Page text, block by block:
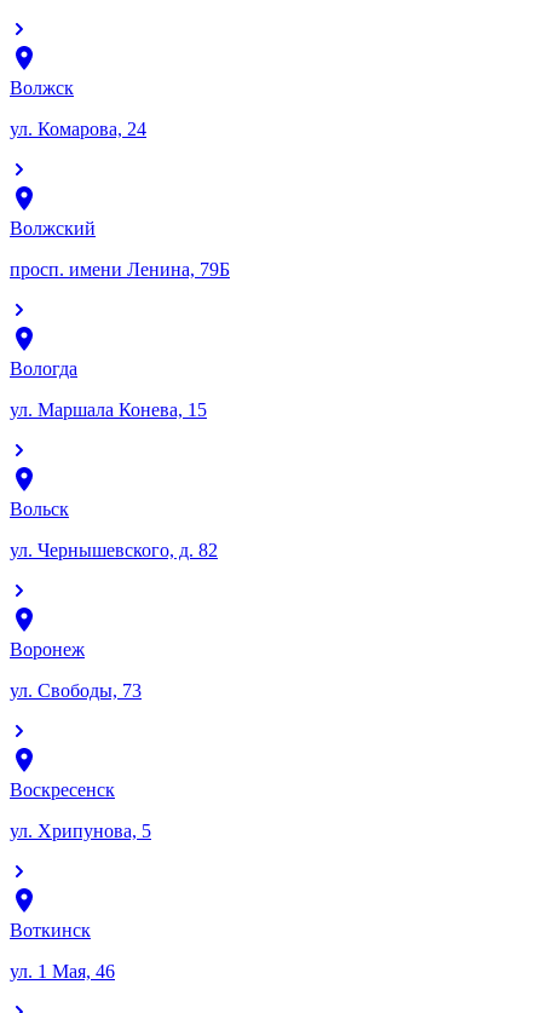
Волжск
ул. Комарова, 24
Волжский
просп. имени Ленина, 79Б
Вологда
ул. Маршала Конева, 15
Вольск
ул. Чернышевского, д. 82
Воронеж
ул. Свободы, 73
Воскресенск
ул. Хрипунова, 5
Воткинск
ул. 1 Мая, 46